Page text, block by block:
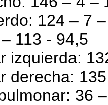
124 – 7
113 - 94,5
izquierda:
derecha:
36